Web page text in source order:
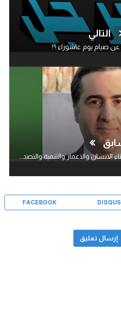
التالي
صيام يوم عاشوراء ؟‍!
ثورة الحسين نهضة شاملة لبناء الانسان والاعمار والتنمية والتصدي لكل اشكال الاستبداد والاستكبار..!
DISQUS
FACEBOOK
إرسال تعليق